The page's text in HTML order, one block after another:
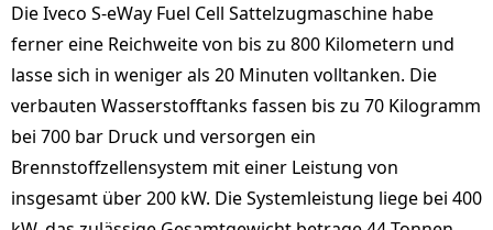
Die Iveco S-eWay Fuel Cell Sattelzugmaschine habe
ferner eine Reichweite von bis zu 800 Kilometern und
lasse sich in weniger als 20 Minuten volltanken. Die
verbauten Wasserstofftanks fassen bis zu 70 Kilogramm
bei 700 bar Druck und versorgen ein
Brennstoffzellensystem mit einer Leistung von
insgesamt über 200 kW. Die Systemleistung liege bei 400